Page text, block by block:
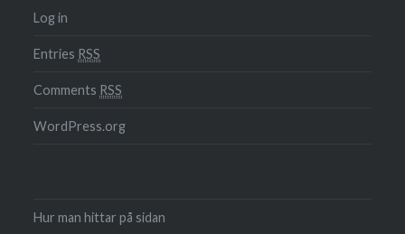
Log in
Entries RSS
Comments RSS
WordPress.org
Hur man hittar på sidan